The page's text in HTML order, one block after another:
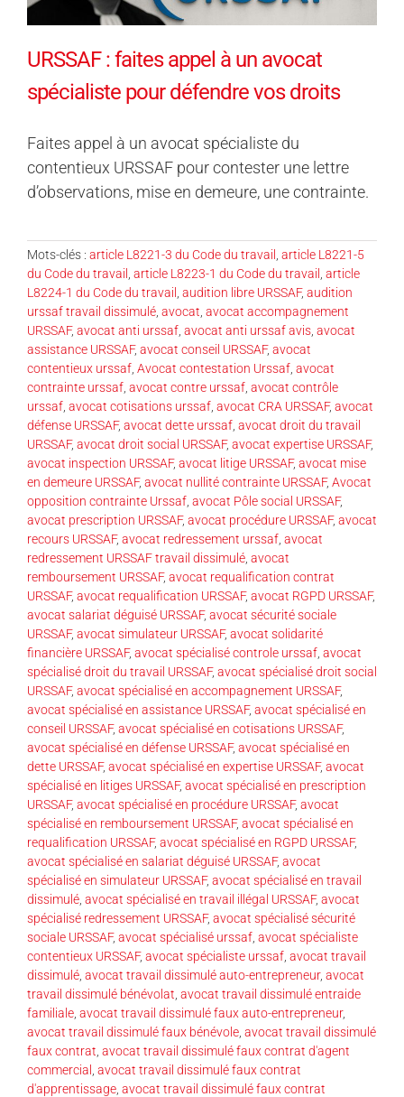
URSSAF : faites appel à un avocat
spécialiste pour défendre vos droits
Faites appel à un avocat spécialiste du
contentieux URSSAF pour contester une lettre
d’observations, mise en demeure, une contrainte.
Mots-clés : article L8221-3 du Code du travail
article L8221-5
du Code du travail
article L8223-1 du Code du travail
article
L8224-1 du Code du travail
audition libre URSSAF, audition
urssaf travail dissimulé avocat avocat accompagnement
URSSAF, avocat anti urssaf avocat anti urssaf avis avocat
assistance URSSAF, avocat conseil URSSAF, avocat
contentieux urssaf Avocat contestation Urssaf avocat
contrainte urssaf avocat contre urssaf avocat contrôle
urssaf avocat cotisations urssaf avocat CRA URSSAF, avocat
défense URSSAF, avocat dette urssaf avocat droit du travail
URSSAF, avocat droit social URSSAF, avocat expertise URSSAF,
avocat inspection URSSAF, avocat litige URSSAF, avocat mise
en demeure URSSAF, avocat nullité contrainte URSSAF, Avocat
opposition contrainte Urssaf avocat Pôle social URSSAF,
avocat prescription URSSAF, avocat procédure URSSAF, avocat
recours URSSAF, avocat redressement urssaf avocat
redressement URSSAF travail dissimulé avocat
remboursement URSSAF, avocat requalification contrat
URSSAF, avocat requalification URSSAF, avocat RGPD URSSAF,
avocat salariat déguisé URSSAF, avocat sécurité sociale
URSSAF, avocat simulateur URSSAF, avocat solidarité
financière URSSAF, avocat spécialisé controle urssaf avocat
spécialisé droit du travail URSSAF, avocat spécialisé droit social
URSSAF, avocat spécialisé en accompagnement URSSAF,
avocat spécialisé en assistance URSSAF, avocat spécialisé en
conseil URSSAF, avocat spécialisé en cotisations URSSAF,
avocat spécialisé en défense URSSAF, avocat spécialisé en
dette URSSAF, avocat spécialisé en expertise URSSAF, avocat
spécialisé en litiges URSSAF, avocat spécialisé en prescription
URSSAF, avocat spécialisé en procédure URSSAF, avocat
spécialisé en remboursement URSSAF, avocat spécialisé en
requalification URSSAF, avocat spécialisé en RGPD URSSAF,
avocat spécialisé en salariat déguisé URSSAF, avocat
spécialisé en simulateur URSSAF, avocat spécialisé en travail
dissimulé avocat spécialisé en travail illégal URSSAF, avocat
spécialisé redressement URSSAF, avocat spécialisé sécurité
sociale URSSAF, avocat spécialisé urssaf avocat spécialiste
contentieux URSSAF, avocat spécialiste urssaf avocat travail
dissimulé avocat travail dissimulé auto-entrepreneur, avocat
travail dissimulé bénévolat avocat travail dissimulé entraide
familiale avocat travail dissimulé faux auto-entrepreneur,
avocat travail dissimulé faux bénévole avocat travail dissimulé
faux contrat avocat travail dissimulé faux contrat d'agent
commercial
avocat travail dissimulé faux contrat
d'apprentissage avocat travail dissimulé faux contrat